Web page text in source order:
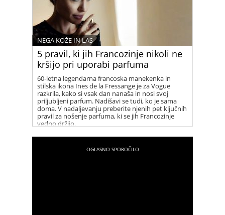
5 pravil, ki jih Francozinje nikoli ne
kršijo pri uporabi parfuma
NEGA KOŽE IN LAS
60-letna legendarna francoska manekenka in
stilska ikona Ines de la Fressange je za Vogue
razkrila, kako si vsak dan nanaša in nosi svoj
priljubljeni parfum. Nadišavi se tudi, ko je sama
doma. V nadaljevanju preberite njenih pet ključnih
pravil za nošenje parfuma, ki se jih Francozinje
vedno držijo.